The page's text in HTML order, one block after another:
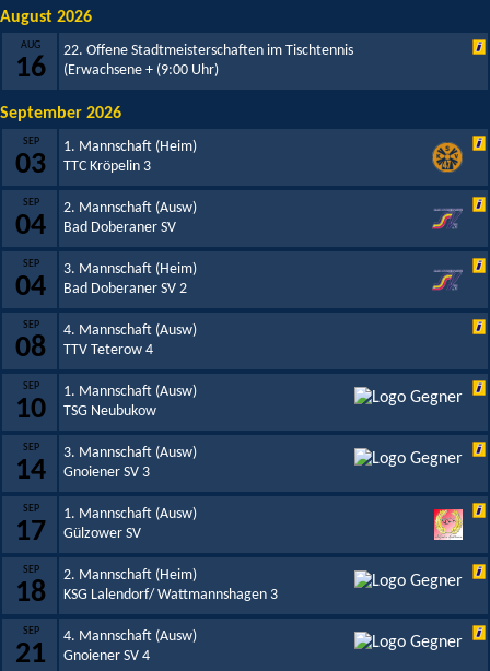
August 2026
AUG
16
22. Offene Stadtmeisterschaften im Tischtennis
(Erwachsene + (9:00 Uhr)
September 2026
SEP
03
1. Mannschaft (Heim)
TTC Kröpelin 3
SEP
04
2. Mannschaft (Ausw)
Bad Doberaner SV
SEP
04
3. Mannschaft (Heim)
Bad Doberaner SV 2
SEP
08
4. Mannschaft (Ausw)
TTV Teterow 4
SEP
10
1. Mannschaft (Ausw)
TSG Neubukow
SEP
14
3. Mannschaft (Ausw)
Gnoiener SV 3
SEP
17
1. Mannschaft (Ausw)
Gülzower SV
SEP
18
2. Mannschaft (Heim)
KSG Lalendorf/ Wattmannshagen 3
SEP
21
4. Mannschaft (Ausw)
Gnoiener SV 4